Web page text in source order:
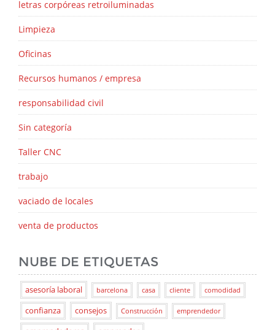
letras corpóreas retroiluminadas
Limpieza
Oficinas
Recursos humanos / empresa
responsabilidad civil
Sin categoría
Taller CNC
trabajo
vaciado de locales
venta de productos
NUBE DE ETIQUETAS
asesoría laboral barcelona casa cliente comodidad
confianza consejos Construcción emprendedor